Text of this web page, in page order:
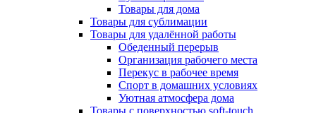
Товары для дома
Товары для сублимации
Товары для удалённой работы
Обеденный перерыв
Организация рабочего места
Перекус в рабочее время
Спорт в домашних условиях
Уютная атмосфера дома
Товары с поверхностью soft-touch